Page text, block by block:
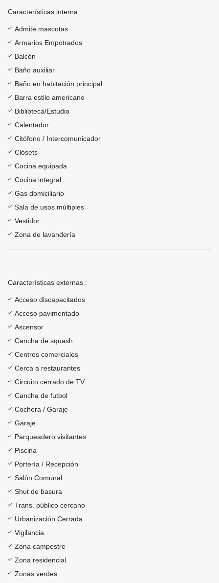
Características interna :
Admite mascotas
Armarios Empotrados
Balcón
Baño auxiliar
Baño en habitación principal
Barra estilo americano
Biblioteca/Estudio
Calentador
Citófono / Intercomunicador
Clósets
Cocina equipada
Cocina integral
Gas domiciliario
Sala de usos múltiples
Vestidor
Zona de lavandería
Características externas :
Acceso discapacitados
Acceso pavimentado
Ascensor
Cancha de squash
Centros comerciales
Cerca a restaurantes
Circuito cerrado de TV
Cancha de futbol
Cochera / Garaje
Garaje
Parqueadero visitantes
Piscina
Portería / Recepción
Salón Comunal
Shut de basura
Trans. público cercano
Urbanización Cerrada
Vigilancia
Zona campestre
Zona residencial
Zonas verdes